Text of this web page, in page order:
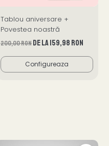
Tablou aniversare +
Povestea noastră
200,00 RONde la 159,98 RON
Configureaza